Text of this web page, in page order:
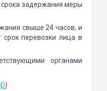
срока задержания меры
свыше 24 часов, и
перевозки лица в
органами
)